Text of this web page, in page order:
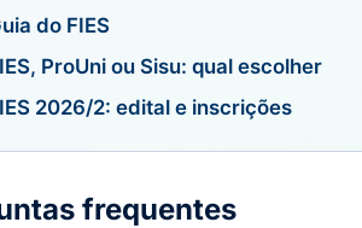
do FIES
ProUni ou Sisu: qual escolher
2026/2: edital e inscrições
frequentes